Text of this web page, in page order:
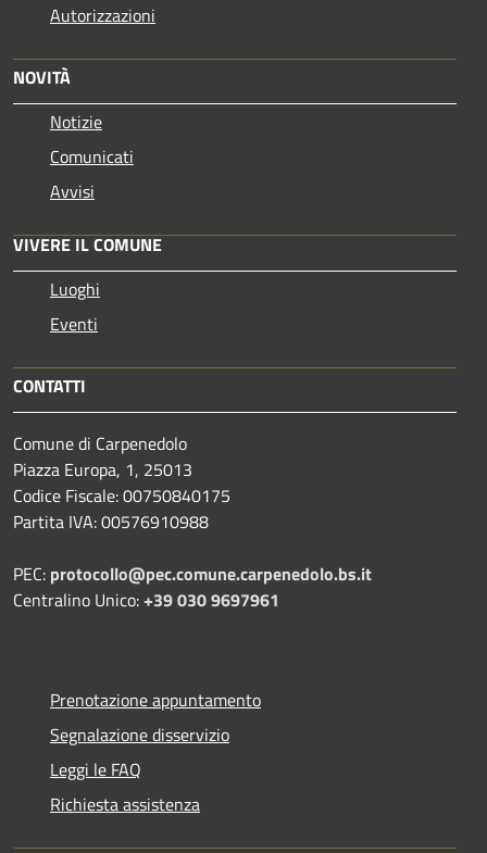
Autorizzazioni
NOVITÀ
Notizie
Comunicati
Avvisi
VIVERE IL COMUNE
Luoghi
Eventi
CONTATTI
Comune di Carpenedolo
Piazza Europa, 1, 25013
Codice Fiscale: 00750840175
Partita IVA: 00576910988
PEC: protocollo@pec.comune.carpenedolo.bs.it
Centralino Unico:+39 030 9697961
Prenotazione appuntamento
Segnalazione disservizio
Leggi le FAQ
Richiesta assistenza